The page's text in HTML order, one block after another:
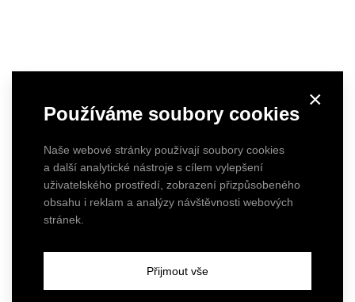
×
Používáme soubory cookies
Naše webové stránky používají soubory cookies
a další analytické nástroje s cílem vylepšení
uživatelského prostředí, zobrazení přizpůsobeného
obsahu i reklam a analýzy návštěvnosti webových
stránek.
Přijmout vše